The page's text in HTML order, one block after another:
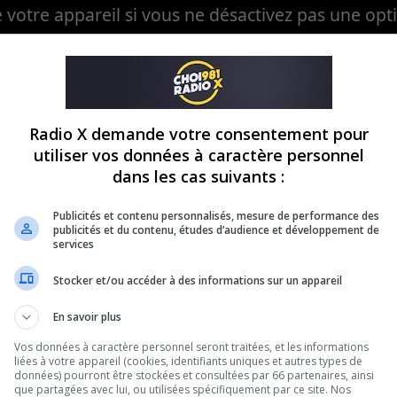
votre appareil si vous ne désactivez pas une
applications/voici-quoi-desactiver-pour-
des soumissions dans lever e petit
rabais/trouvez-les-meilleures-
sur Instagram et Facebook
comment-telecharger-toutes-nos-
Radio X demande votre consentement pour
utiliser vos données à caractère personnel
dans les cas suivants :
Publicités et contenu personnalisés, mesure de performance des
publicités et du contenu, études d’audience et développement de
services
Stocker et/ou accéder à des informations sur un appareil
En savoir plus
Vos données à caractère personnel seront traitées, et les informations
liées à votre appareil (cookies, identifiants uniques et autres types de
données) pourront être stockées et consultées par 66 partenaires, ainsi
que partagées avec lui, ou utilisées spécifiquement par ce site. Nos